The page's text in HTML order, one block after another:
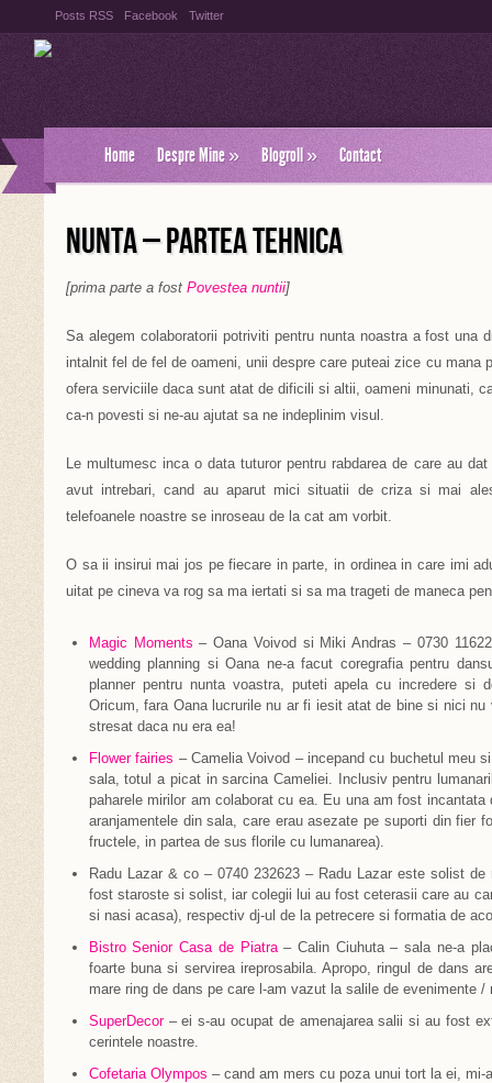
Posts RSS Facebook Twitter
Home Despre Mine» Blogroll» Contact
NUNTA – PARTEA TEHNICA
[prima parte a fost Povestea nuntii]
Sa alegem colaboratorii potriviti pentru nunta noastra a fost una
intalnit fel de fel de oameni, unii despre care puteai zice cu mana
ofera serviciile daca sunt atat de dificili si altii, oameni minunati,
ca-n povesti si ne-au ajutat sa ne indeplinim visul.
Le multumesc inca o data tuturor pentru rabdarea de care au
avut intrebari, cand au aparut mici situatii de criza si mai
telefoanele noastre se inroseau de la cat am vorbit.
O sa ii insirui mai jos pe fiecare in parte, in ordinea in care imi
uitat pe cineva va rog sa ma iertati si sa ma trageti de maneca
Magic Moments – Oana Voivod si Miki Andras – 0730
wedding planning si Oana ne-a facut coregrafia pentru
planner pentru nunta voastra, puteti apela cu incredere si
Oricum, fara Oana lucrurile nu ar fi iesit atat de bine si nici
stresat daca nu era ea!
Flower fairies – Camelia Voivod – incepand cu buchetul meu
sala, totul a picat in sarcina Cameliei. Inclusiv pentru
paharele mirilor am colaborat cu ea. Eu una am fost
aranjamentele din sala, care erau asezate pe suporti din fier
fructele, in partea de sus florile cu lumanarea).
Radu Lazar & co – 0740 232623 – Radu Lazar este solist
fost staroste si solist, iar colegii lui au fost ceterasii care au
si nasi acasa), respectiv dj-ul de la petrecere si formatia de
Bistro Senior Casa de Piatra– Calin Ciuhuta – sala ne-a
foarte buna si servirea ireprosabila. Apropo, ringul de dans
mare ring de dans pe care l-am vazut la salile de evenimente /
SuperDecor– ei s-au ocupat de amenajarea salii si au fost
cerintele noastre.
Cofetaria Olympos – cand am mers cu poza unui tort la ei,